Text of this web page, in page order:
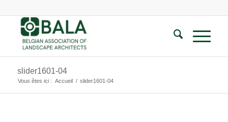
slider1601-04
Vous êtes ici : Accueil / slider1601-04